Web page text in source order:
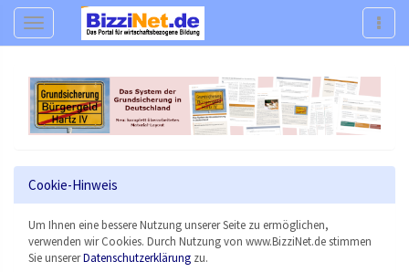
Navigation
Cookie-Hinweis
Um Ihnen eine bessere Nutzung unserer Seite zu ermöglichen,
verwenden wir Cookies. Durch Nutzung von www.BizziNet.de stimmen
Sie unsererDatenschutzerklärung zu.